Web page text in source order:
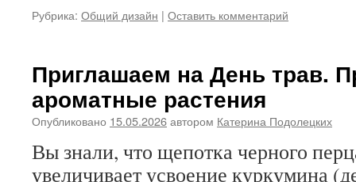
Рубрика: Общий дизайн | Оставить комментарий
Приглашаем на День трав.
ароматные растения
Опубликовано 15.05.2026автором Катерина Подолецких
Вы знали, что щепотка черного
увеличивает усвоение куркумина